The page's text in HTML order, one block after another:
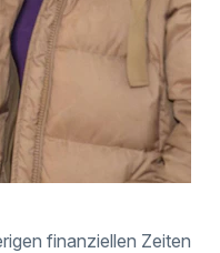
finanziellen Zeiten